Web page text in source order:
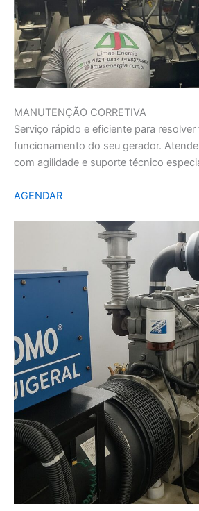
MANUTENÇÃO CORRETIVA
Serviço rápido e eficiente para
funcionamento do seu gerador.
com agilidade e suporte técnico
AGENDAR